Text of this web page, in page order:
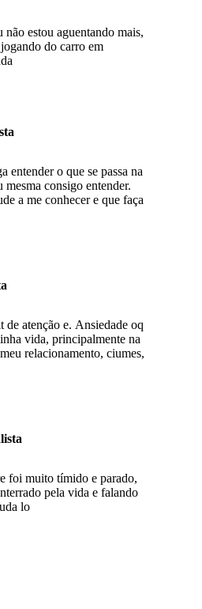
não estou aguentando mais,
do carro em
entender o que se passa na
consigo entender.
a me conhecer e que faça
de atenção e. Ansiedade oq
vida, principalmente na
relacionamento, ciumes,
foi muito tímido e parado,
pela vida e falando
lo